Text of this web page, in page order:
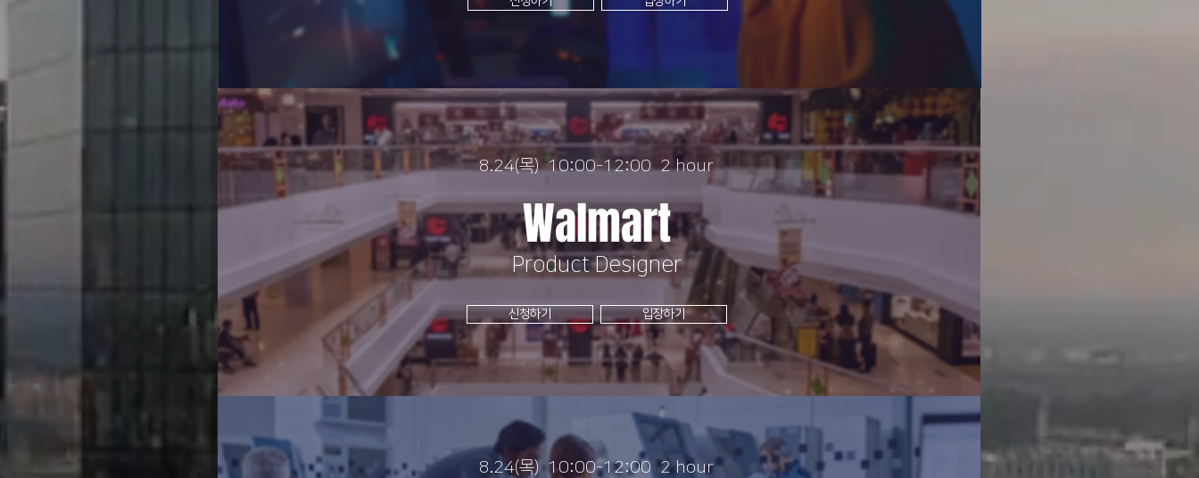
8.24(목) 10:00-12:00 2 hour
Walmart
​Product Designer
신청하기 입장하기
8.24(목) 10:00-12:00 2 hour